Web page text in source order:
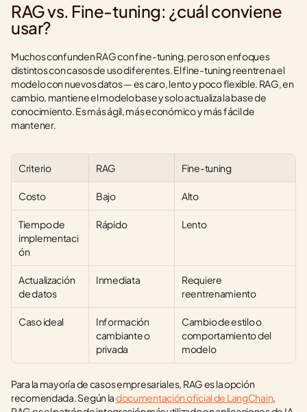
RAG vs. Fine-tuning: ¿cuál conviene
usar?
Muchos confunden RAG con fine-tuning, pero son enfoques
distintos con casos de uso diferentes. El fine-tuning reentrena el
modelo con nuevos datos — es caro, lento y poco flexible. RAG, en
cambio, mantiene el modelo base y solo actualiza la base de
conocimiento. Es más ágil, más económico y más fácil de
mantener.
Criterio RAG Fine-tuning
Costo Bajo Alto
Tiempo de
implementaci
ón
Rápido Lento
Actualización
de datos
Inmediata
Requiere
reentrenamiento
Caso ideal
Información
cambiante o
privada
Cambio de estilo o
comportamiento del
modelo
Para la mayoría de casos empresariales, RAG es la opción
recomendada. Según la documentación oficial de LangChain,